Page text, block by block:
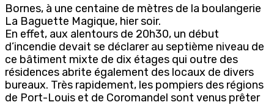
Bornes, à une centaine de mètres de la boulangerie
La Baguette Magique, hier soir.
En effet, aux alentours de 20h30, un début
d’incendie devait se déclarer au septième niveau de
ce bâtiment mixte de dix étages qui outre des
résidences abrite également des locaux de divers
bureaux. Très rapidement, les pompiers des régions
de Port-Louis et de Coromandel sont venus prêter